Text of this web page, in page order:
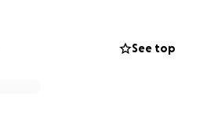
tem vindo a evoluir,
de trabalhar.
See top